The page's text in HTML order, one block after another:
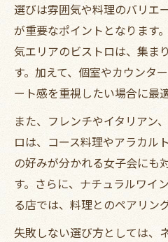
選びは雰囲気や料理のバリエ
が重要なポイントとなります
気エリアのビストロは、集ま
す。加えて、個室やカウンタ
ート感を重視したい場合に最適
また、フレンチやイタリアン
ロは、コース料理やアラカル
の好みが分かれる女子会にも
す。さらに、ナチュラルワイ
る店では、料理とのペアリン
失敗しない選び方としては、